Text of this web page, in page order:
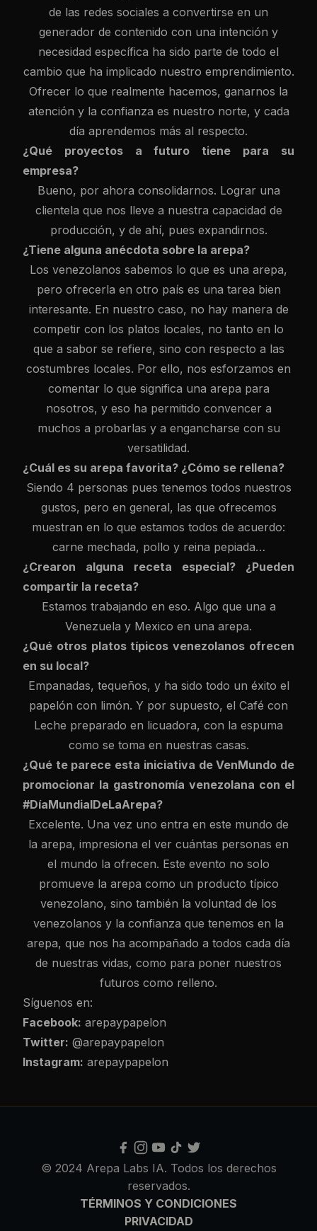
de las redes sociales a convertirse en un
generador de contenido con una intención y
necesidad específica ha sido parte de todo el
cambio que ha implicado nuestro emprendimiento.
Ofrecer lo que realmente hacemos, ganarnos la
atención y la confianza es nuestro norte, y cada
día aprendemos más al respecto.
¿Qué proyectos a futuro tiene para su
empresa?
Bueno, por ahora consolidarnos. Lograr una
clientela que nos lleve a nuestra capacidad de
producción, y de ahí, pues expandirnos.
¿Tiene alguna anécdota sobre la arepa?
Los venezolanos sabemos lo que es una arepa,
pero ofrecerla en otro país es una tarea bien
interesante. En nuestro caso, no hay manera de
competir con los platos locales, no tanto en lo
que a sabor se refiere, sino con respecto a las
costumbres locales. Por ello, nos esforzamos en
comentar lo que significa una arepa para
nosotros, y eso ha permitido convencer a
muchos a probarlas y a engancharse con su
versatilidad.
¿Cuál es su arepa favorita? ¿Cómo se rellena?
Siendo 4 personas pues tenemos todos nuestros
gustos, pero en general, las que ofrecemos
muestran en lo que estamos todos de acuerdo:
carne mechada, pollo y reina pepiada…
¿Crearon alguna receta especial? ¿Pueden
compartir la receta?
Estamos trabajando en eso. Algo que una a
Venezuela y Mexico en una arepa.
¿Qué otros platos típicos venezolanos ofrecen
en su local?
Empanadas, tequeños, y ha sido todo un éxito el
papelón con limón. Y por supuesto, el Café con
Leche preparado en licuadora, con la espuma
como se toma en nuestras casas.
¿Qué te parece esta iniciativa de VenMundo de
promocionar la gastronomía venezolana con el
#DíaMundialDeLaArepa?
Excelente. Una vez uno entra en este mundo de
la arepa, impresiona el ver cuántas personas en
el mundo la ofrecen. Este evento no solo
promueve la arepa como un producto típico
venezolano, sino también la voluntad de los
venezolanos y la confianza que tenemos en la
arepa, que nos ha acompañado a todos cada día
de nuestras vidas, como para poner nuestros
futuros como relleno.
Síguenos en:
Facebook: arepaypapelon
Twitter: @arepaypapelon
Instagram: arepaypapelon
© 2024 Arepa Labs IA. Todos los derechos
reservados.
TÉRMINOS Y CONDICIONES
PRIVACIDAD